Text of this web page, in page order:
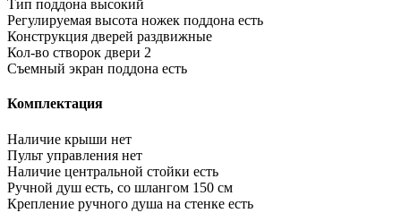
Тип поддона высокий
Регулируемая высота ножек поддона есть
Конструкция дверей раздвижные
Кол-во створок двери 2
Съемный экран поддона есть
Комплектация
Наличие крыши нет
Пульт управления нет
Наличие центральной стойки есть
Ручной душ есть, со шлангом 150 см
Крепление ручного душа на стенке есть